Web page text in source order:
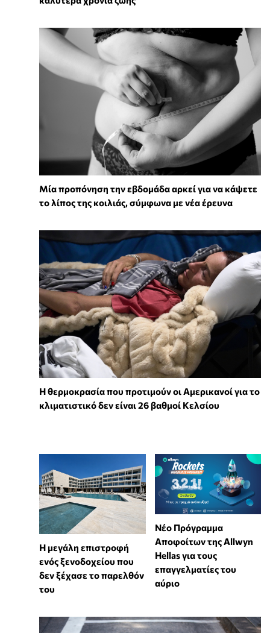
Μία προπόνηση την εβδομάδα αρκεί για να κάψετε
το λίπος της κοιλιάς, σύμφωνα με νέα έρευνα
Η θερμοκρασία που προτιμούν οι Αμερικανοί για το
κλιματιστικό δεν είναι 26 βαθμοί Κελσίου
Η μεγάλη επιστροφή
ενός ξενοδοχείου που
δεν ξέχασε το παρελθόν
του
Νέο Πρόγραμμα
Αποφοίτων της Allwyn
Hellas για τους
επαγγελματίες του
αύριο